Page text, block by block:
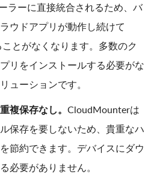
ラーに直接統合されるため、バ
ウドアプリが動作し続けて
とがなくなります。多数のク
リをインストールする必要がな
ューションです。
複保存なし。 CloudMounterは
保存を要しないため、貴重なハ
節約できます。デバイスにダウ
必要がありません。